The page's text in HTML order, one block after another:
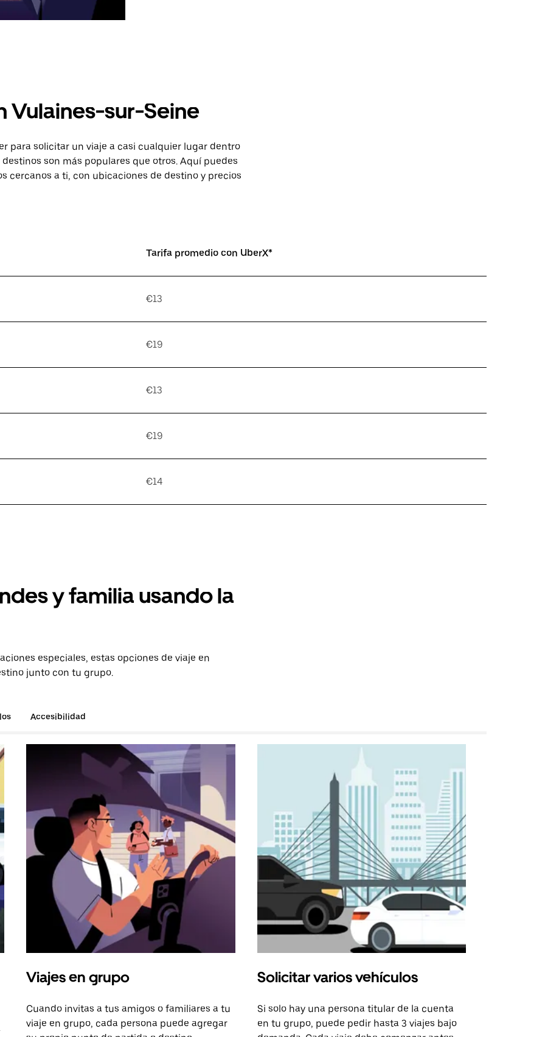
Vulaines-sur-Seine
para solicitar un viaje a casi cualquier lugar dentro
son más populares que otros. Aquí puedes
cercanos a ti, con ubicaciones de destino y precios
Tarifa promedio con UberX*
€13
€19
€13
€19
€14
y familia usando la
especiales, estas opciones de viaje en
junto con tu grupo.
Accesibilidad
Viajes en grupo
Cuando invitas a tus amigos o familiares a tu
viaje en grupo, cada persona puede agregar
Solicitar varios vehículos
Si solo hay una persona titular de la cuenta
en tu grupo, puede pedir hasta 3 viajes bajo